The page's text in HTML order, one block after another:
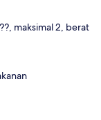
maksimal 2, berat